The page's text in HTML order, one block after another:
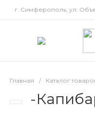
г. Симферополь, ул.
Главная / Каталог
-